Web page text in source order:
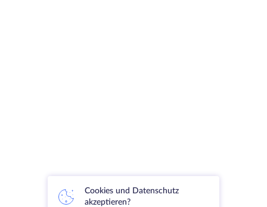
Cookies und Datenschutz
akzeptieren?